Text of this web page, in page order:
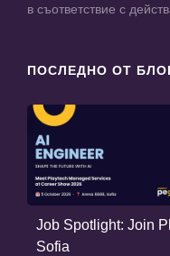
в съответствие с
ПОСЛЕДНО ОТ
Job Spotlight: Join
Sofia